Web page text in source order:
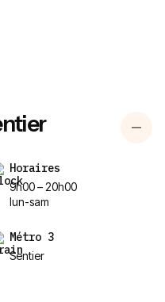
Horaires
9h00 – 20h00
lun-sam
Métro 3
Sentier